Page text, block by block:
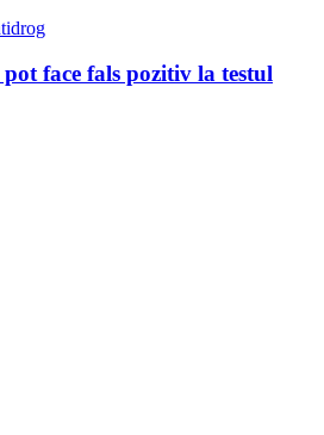
face fals pozitiv la testul